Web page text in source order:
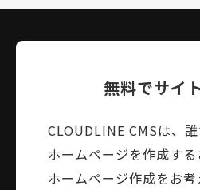
無料でサイ
CLOUDLINE CMSは、
ホームページを作成する
ホームページ作成をお